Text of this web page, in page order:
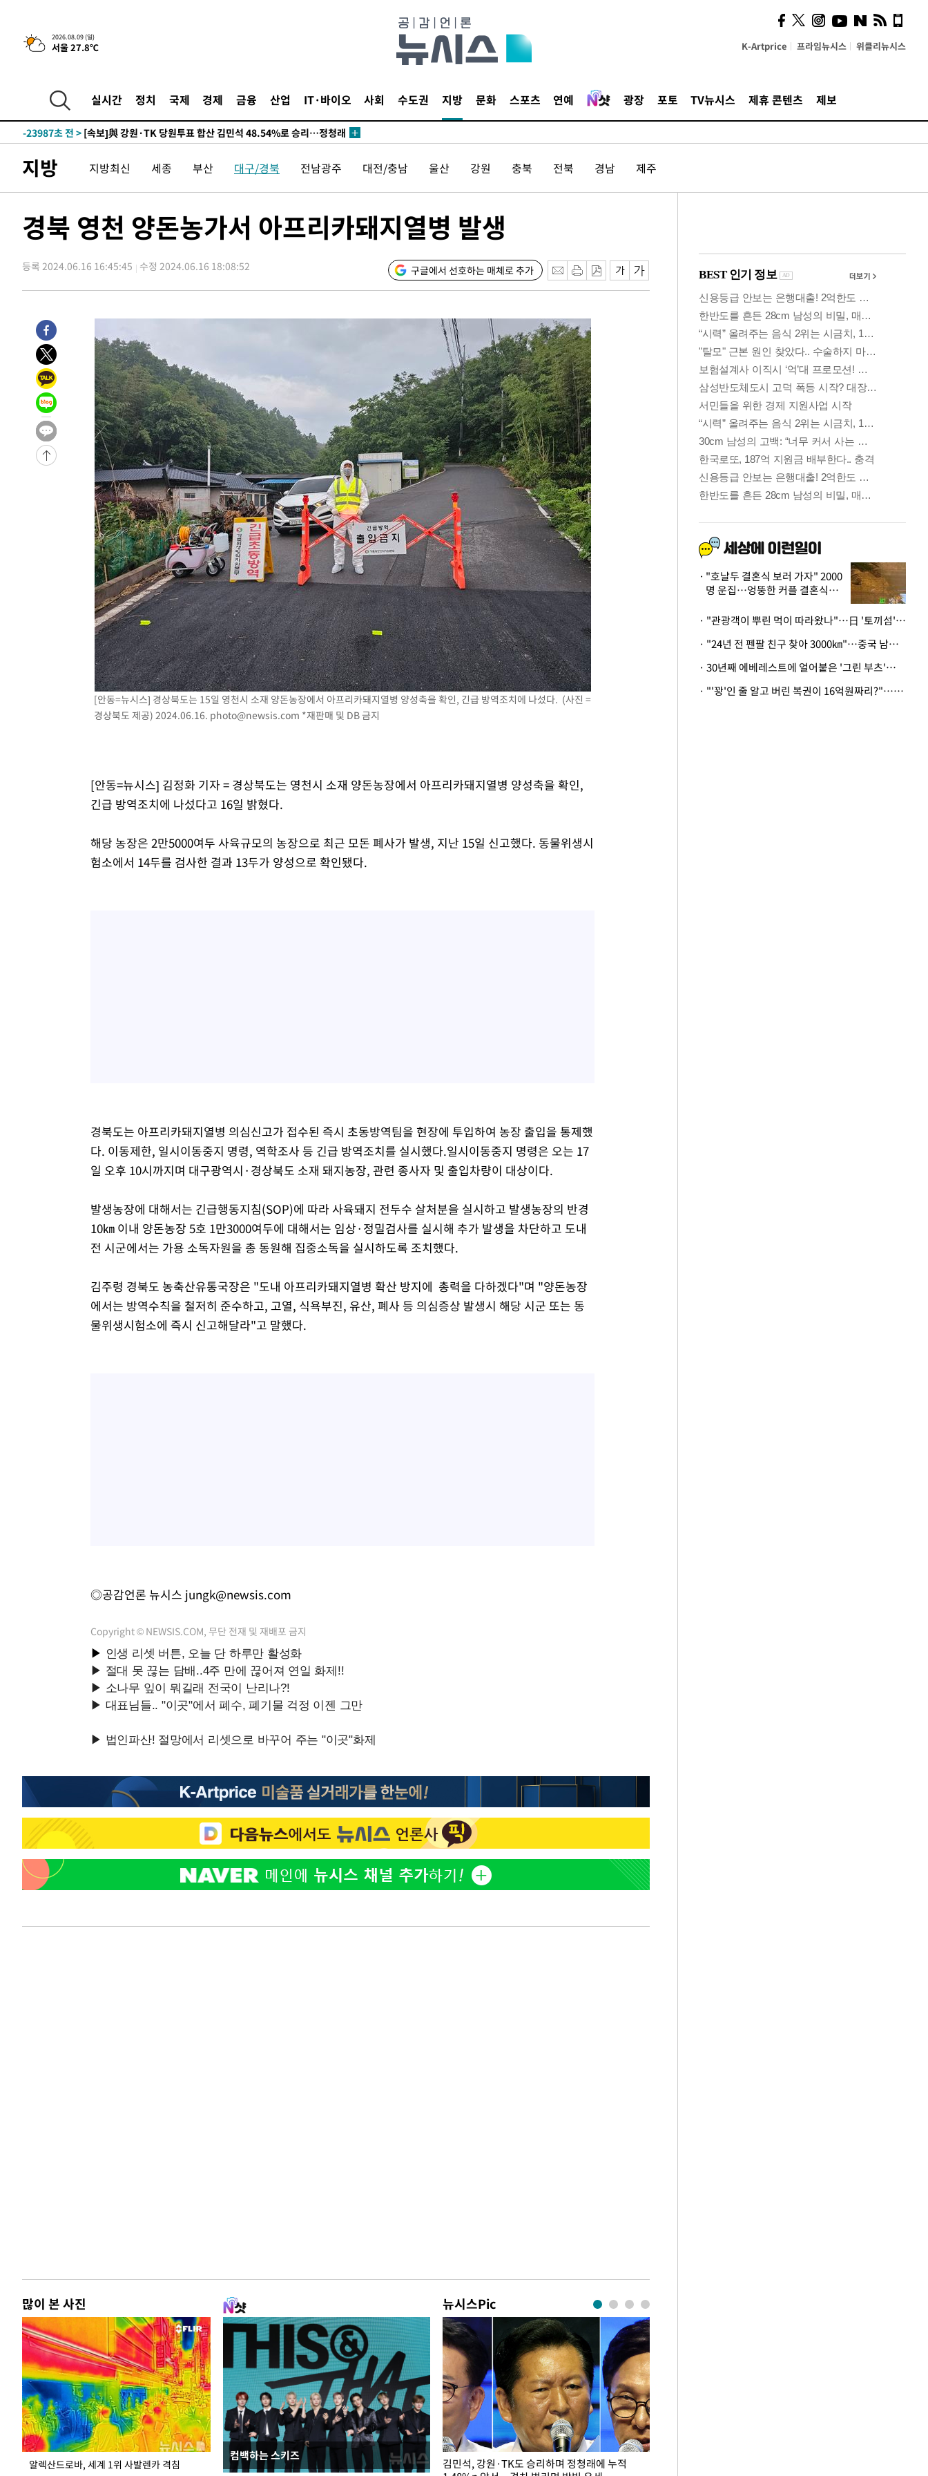
2026.08.09 (일)
서울 27.8℃ K-Artprice 프라임뉴시스 위클리뉴시스
실시간 정치 국제 경제 금융 산업 IT·바이오 사회 수도권 지방 문화 스포츠 연예 광장 포토 TV뉴시스 제휴 콘텐츠 제보
5시간 전 >[속보]美중부 사령관, 이스라엘 긴급방문 다중화된 전선 상황 논의
-28011초 전 >
태풍 돌핀, 중 저장성 타이저우시 해안에 상륙 (1보)
-25357초 전 >
-23987초 전 > [속보]與 강원·TK 당원투표 합산 김민석 48.54%로 승리…정청래
44.53%
-23161초 전 >
[속보]與전대 권리당원투표…강원·경북 김민석, 대구 정청래 승리
-22968초 전 >[속보]與 당대표 경선, 경북 권리당원 투표 김민석 47.37%·정청래
46.35%
-22667초 전 >[속보]與 당대표 경선, 강원 권리당원 투표 김민석 승리…50.30%
-13227초 전 >[속보]장은수, KLPGA 제주삼다수 역전 우승…데뷔 10년 차에 첫
-8592초 전 >"얼마나 더웠으면"…안동 물길공원서 헤엄친 구렁이 '소동'
-7791초 전 >
-6543초 전 >
이강인, 오늘 서울서 AT마드리드 입단식…'전례 없는 특급대우'
1시간 전 >
'여긴 20도, 저긴 50도'…열화상 카메라로 본 폭염 저감시설 '온도차'
1시간 전 >
콜롬비아 신임 우파 대통령 취임 하루만에 차량폭탄 폭발 사건
3시간 전 >
튀르키예 외무장관, "메카 3국 방위협정은 이란이 목표 아냐 " 밝혀
4시간 전 >
이군이 불법 군시설 건설한 레바논 남부에서 레바논군 3명 폭발로 부상
5시간 전 >
[속보]美중부 사령관, 이스라엘 긴급방문 다중화된 전선 상황 논의
-29015초 전 >
이강인 ATM 입단식에 '상암벌 들썩'…"세계적인 선수 되길"
태풍 돌핀, 중 저장성 타이저우시 해안에 상륙 (1보)
AT마드리드 데뷔 앞둔 이강인, 맨시티전 선발 대신 '벤치 시작'
[속보]與 강원·TK 당원투표 합산 김민석 48.54%로 승리…정청래
與 강원·TK 당원투표 합산 김민석 46.01%로 승리…정청래
[속보]與전대 권리당원투표…강원·경북 김민석, 대구 정청래 승리
[속보]與 당대표 경선, 경북 권리당원 투표 김민석 47.37%·정청래
[속보]與 당대표 경선, 대구 권리당원 투표 정청래 47.82%·김민석
[속보]與 당대표 경선, 강원 권리당원 투표 김민석 승리…50.30%
"일본축구협회, 대한축구협회 성 접대 의혹 심판 조사"
[속보]장은수, KLPGA 제주삼다수 역전 우승…데뷔 10년 차에 첫
"얼마나 더웠으면"…안동 물길공원서 헤엄친 구렁이 '소동'
손흥민, 68분 뛰고 2경기 침묵…LAFC, 톨루카에 1-0 승리(종합)
'2경기 연속 침묵' 손흥민, 톨루카전 68분만 뛰고 슈팅 0개
튀르키예 외무장관, "메카 3국 방위협정은 이란이 목표 아냐 " 밝혀
이군이 불법 군시설 건설한 레바논 남부에서 레바논군 3명 폭발로 부상
지방 지방최신 세종 부산 대구/경북 전남광주 대전/충남 울산 강원 충북 전북 경남 제주
경북 영천 양돈농가서 아프리카돼지열병 발생
등록 2024.06.16 16:45:45 수정 2024.06.16 18:08:52 구글에서 선호하는 매체로 추가
[안동=뉴시스] 경상북도는 15일 영천시 소재 양돈농장에서 아프리카돼지열병 양성축을 확인, 긴급 방역조치에 나섰다. (사진 =
경상북도 제공) 2024.06.16. photo@newsis.com *재판매 및 DB 금지
[안동=뉴시스] 김정화 기자 = 경상북도는 영천시 소재 양돈농장에서 아프리카돼지열병 양성축을 확인,
긴급 방역조치에 나섰다고 16일 밝혔다.
해당 농장은 2만5000여두 사육규모의 농장으로 최근 모돈 폐사가 발생, 지난 15일 신고했다. 동물위생시
험소에서 14두를 검사한 결과 13두가 양성으로 확인됐다.
경북도는 아프리카돼지열병 의심신고가 접수된 즉시 초동방역팀을 현장에 투입하여 농장 출입을 통제했
다. 이동제한, 일시이동중지 명령, 역학조사 등 긴급 방역조치를 실시했다.일시이동중지 명령은 오는 17
일 오후 10시까지며 대구광역시·경상북도 소재 돼지농장, 관련 종사자 및 출입차량이 대상이다.
발생농장에 대해서는 긴급행동지침(SOP)에 따라 사육돼지 전두수 살처분을 실시하고 발생농장의 반경
10㎞ 이내 양돈농장 5호 1만3000여두에 대해서는 임상·정밀검사를 실시해 추가 발생을 차단하고 도내
전 시군에서는 가용 소독자원을 총 동원해 집중소독을 실시하도록 조치했다.
김주령 경북도 농축산유통국장은 "도내 아프리카돼지열병 확산 방지에 총력을 다하겠다"며 "양돈농장
에서는 방역수칙을 철저히 준수하고, 고열, 식욕부진, 유산, 폐사 등 의심증상 발생시 해당 시군 또는 동
물위생시험소에 즉시 신고해달라"고 말했다.
◎공감언론 뉴시스 jungk@newsis.com
Copyright © NEWSIS.COM, 무단 전재 및 재배포 금지
많이 본 사진
알렉산드로바, 세계 1위 사발렌카 격침
컴백하는 스키즈
뉴시스Pic
극한 폭염에 바닥 드러난 홍제천…물고기 떼죽음
김민석, 강원·TK도 승리하며 정청래에 누적
사이 해답 찾았죠"…알을
깨고 나온 '초자아'
"호날두 결혼식 보러 가자" 2000
명 운집…엉뚱한 커플 결혼식에
· "관광객이 뿌린 먹이 따라왔나"…日 '토끼섬' 멧돼지, 토끼까지 사냥
· "24년 전 펜팔 친구 찾아 3000㎞"…중국 남성 사연에 '뭉클'
· 30년째 에베레스트에 얼어붙은 '그린 부츠'…드디어 가족 품으로
· "'꽝'인 줄 알고 버린 복권이 16억원짜리?"…극적으로 되찾은 사연